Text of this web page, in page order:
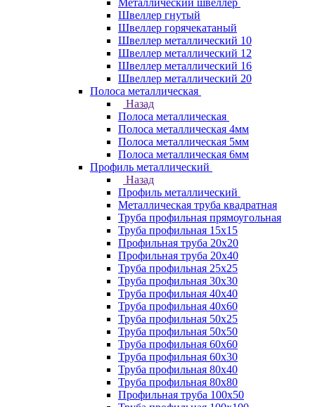
Металлический швеллер
Швеллер гнутый
Швеллер горячекатаный
Швеллер металлический 10
Швеллер металлический 12
Швеллер металлический 16
Швеллер металлический 20
Полоса металлическая
Назад
Полоса металлическая
Полоса металлическая 4мм
Полоса металлическая 5мм
Полоса металлическая 6мм
Профиль металлический
Назад
Профиль металлический
Металлическая труба квадратная
Труба профильная прямоугольная
Труба профильная 15х15
Профильная труба 20х20
Профильная труба 20х40
Труба профильная 25х25
Труба профильная 30x30
Труба профильная 40х40
Труба профильная 40х60
Труба профильная 50х25
Труба профильная 50х50
Труба профильная 60x60
Труба профильная 60х30
Труба профильная 80х40
Труба профильная 80х80
Профильная труба 100х50